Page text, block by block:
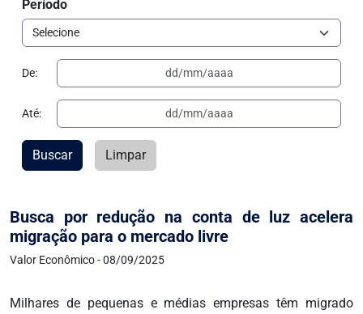
Busca por redução na conta de luz acelera
migração para o mercado livre
Valor Econômico - 08/09/2025
Milhares de pequenas e médias empresas têm migrado
Período
De:
Até:
Buscar Limpar